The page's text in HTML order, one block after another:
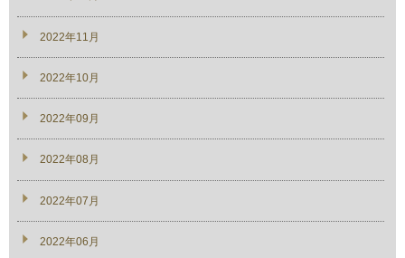
2022年11月
2022年10月
2022年09月
2022年08月
2022年07月
2022年06月